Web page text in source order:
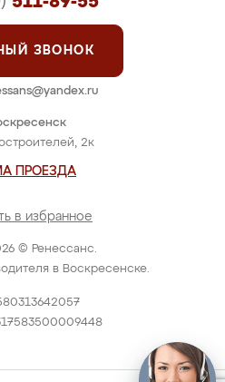
© Ренессанс.
в Воскресенске.
2к
ПРОЕЗДА
в избранное
ЗВОНОК